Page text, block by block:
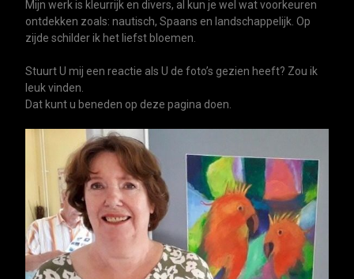
Mijn werk is kleurrijk en divers, al kun je wel wat voorkeuren
ontdekken zoals: nautisch, Spaans en landschappelijk. Op
zijde schilder ik het liefst bloemen.
Stuurt U mij een reactie als U de foto’s gezien heeft? Zou ik
leuk vinden.
Dat kunt u beneden op deze pagina doen.